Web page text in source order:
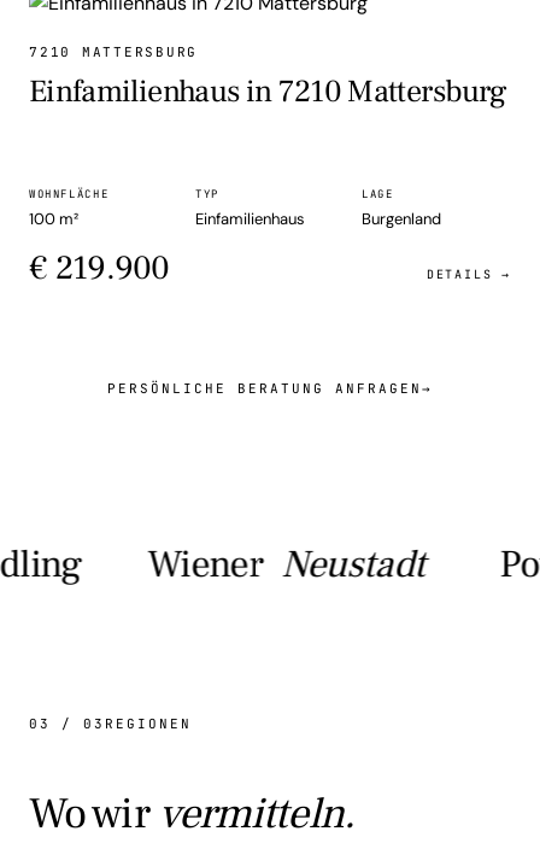
7210 MATTERSBURG
Einfamilienhaus in 7210 Mattersburg
WOHNFLÄCHE
100 m²
TYP
Einfamilienhaus
LAGE
Burgenland
€ 219.900 DETAILS →
PERSÖNLICHE BERATUNG ANFRAGEN →
WienerNeustadt
03 / 03 REGIONEN
Wo wir vermitteln.